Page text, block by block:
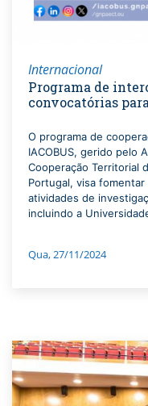
Internacional
Programa de
convocatórias
O programa de
IACOBUS, gerido pelo
Cooperação Territorial
Portugal, visa
atividades de
incluindo a
Qua, 27/11/2024